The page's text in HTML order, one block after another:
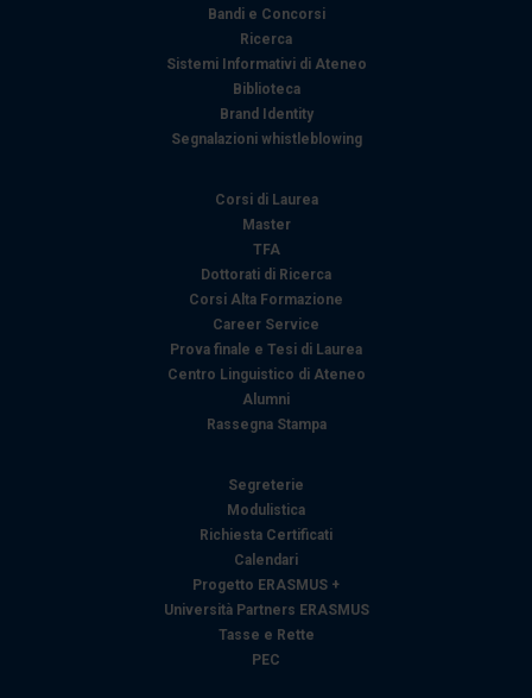
Bandi e Concorsi
Ricerca
Sistemi Informativi di Ateneo
Biblioteca
Brand Identity
Segnalazioni whistleblowing
Corsi di Laurea
Master
TFA
Dottorati di Ricerca
Corsi Alta Formazione
Career Service
Prova finale e Tesi di Laurea
Centro Linguistico di Ateneo
Alumni
Rassegna Stampa
Segreterie
Modulistica
Richiesta Certificati
Calendari
Progetto ERASMUS +
Università Partners ERASMUS
Tasse e Rette
PEC